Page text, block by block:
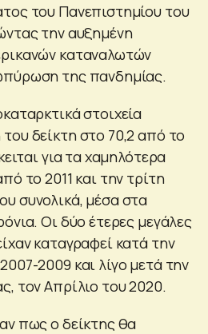
του Πανεπιστημίου του
την αυξημένη
καταναλωτών
της πανδημίας.
στοιχεία
δείκτη στο 70,2 από το
για τα χαμηλότερα
το 2011 και την τρίτη
συνολικά, μέσα στα
Οι δύο έτερες μεγάλες
καταγραφεί κατά την
2009 και λίγο μετά την
τον Απρίλιο του 2020.
πως ο δείκτης θα